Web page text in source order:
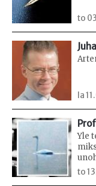
to
la
Yle
to